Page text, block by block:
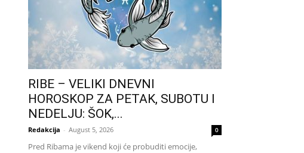
RIBE – VELIKI DNEVNI
HOROSKOP ZA PETAK, SUBOTU I
NEDELJU: ŠOK,...
Redakcija - August 5, 2026 0
Pred Ribama je vikend koji će probuditi emocije,